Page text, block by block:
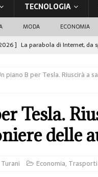
TECNOLOGIA
MODA ECONOMIA
] La parabola di Internet, da
] I mille volti di Gian Maria
2026 ]
Fabio Di Venosa:
2026 ]
piano B per Tesla. Riuscirà a
Tesla.
delle
Economia,